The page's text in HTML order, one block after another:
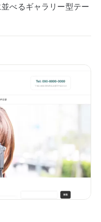
べるギャラリー型テー